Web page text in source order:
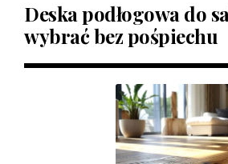
Deska podłogowa do
wybrać bez pośpiechu